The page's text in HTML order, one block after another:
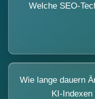
Welche SEO-
Wie lange dauern
KI-Indexen